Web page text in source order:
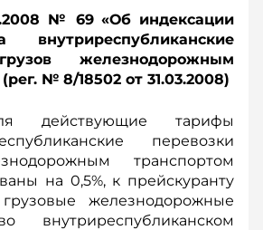
№ 69 «Об индексации
железнодорожным
№ 8/18502 от 31.03.2008)
действующие тарифы
перевозки
транспортом
на 0,5%, к прейскуранту
железнодорожные
внутриреспубликанском